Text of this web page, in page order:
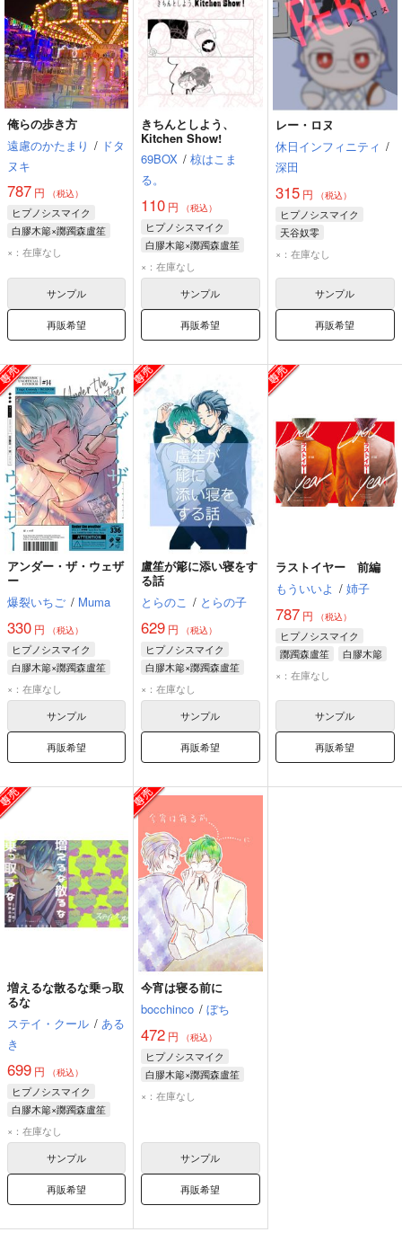
俺らの歩き方
遠慮のかたまり / ドタ
ヌキ
787 円 （税込）
ヒプノシスマイク
白膠木簓×躑躅森盧笙
白膠木簓
×：在庫なし
サンプル
再販希望
きちんとしよう、
Kitchen Show!
69BOX / 椋はこま
る。
110 円 （税込）
ヒプノシスマイク
白膠木簓×躑躅森盧笙
白膠木簓
×：在庫なし
サンプル
再販希望
レー・ロヌ
休日インフィニティ /
深田
315円 （税込）
ヒプノシスマイク
天谷奴零
×：在庫なし
サンプル
再販希望
アンダー・ザ・ウェザ
ー
爆裂いちご / Muma
330 円 （税込）
ヒプノシスマイク
白膠木簓×躑躅森盧笙
白膠木簓
×：在庫なし
サンプル
再販希望
盧笙が簓に添い寝をす
る話
とらのこ / とらの子
629 円 （税込）
ヒプノシスマイク
白膠木簓×躑躅森盧笙
白膠木簓
×：在庫なし
サンプル
再販希望
ラストイヤー 前編
もういいよ / 姉子
787円 （税込）
ヒプノシスマイク
躑躅森盧笙
白膠木簓
×：在庫なし
サンプル
再販希望
増えるな散るな乗っ取
るな
ステイ・クール / ある
き
699 円 （税込）
ヒプノシスマイク
白膠木簓×躑躅森盧笙
白膠木簓
×：在庫なし
サンプル
再販希望
今宵は寝る前に
bocchinco / ぼち
472 円 （税込）
ヒプノシスマイク
白膠木簓×躑躅森盧笙
白膠木簓
×：在庫なし
サンプル
再販希望